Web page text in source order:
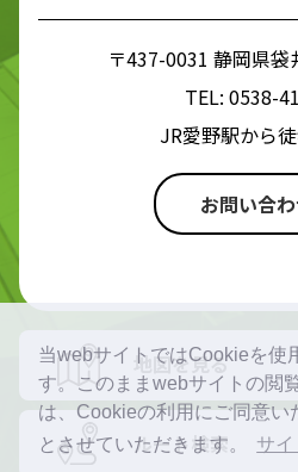
当webサイトではCookieを使
す。このままwebサイトの閲
は、Cookieの利用にご同意い
とさせていただきます。
サ
〒437-0031 静岡県
TEL: 0538-
JR愛野駅から
お問い合
地図を見る
ルート検索